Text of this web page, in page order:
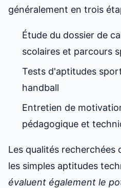
généralement en trois
Étude du dossier de
scolaires et parcours
Tests d'aptitudes
handball
Entretien de
pédagogique et
Les qualités recherchées
les simples aptitudes
évaluent également le